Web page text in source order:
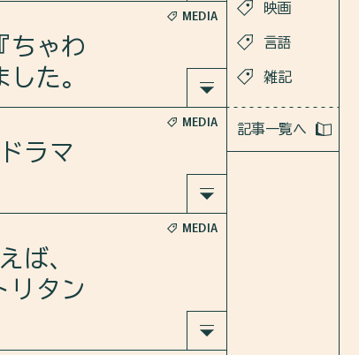
映画
言語
雑記
記事一覧へ
MEDIA
ちゃわ
た。
MEDIA
ラマ
MEDIA
ば、
リタン